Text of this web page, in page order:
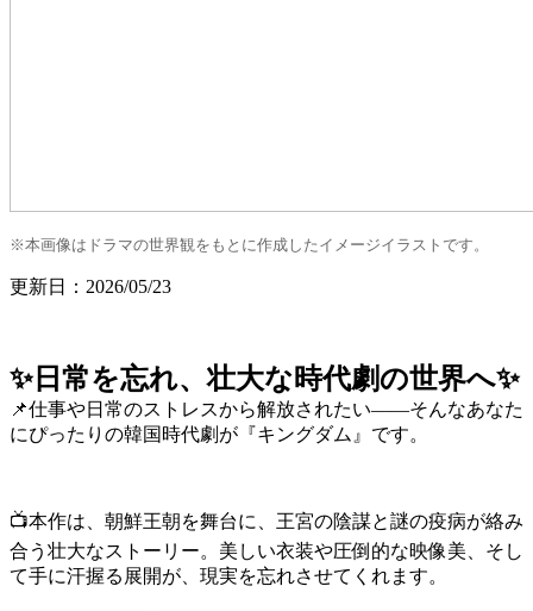
※本画像はドラマの世界観をもとに作成したイメージイラストです。
更新日：2026/05/23
✨日常を忘れ、壮大な時代劇の世界へ✨
📌仕事や日常のストレスから解放されたい――そんなあなた
にぴったりの韓国時代劇が『キングダム』です。
📺本作は、朝鮮王朝を舞台に、王宮の陰謀と謎の疫病が絡み
合う壮大なストーリー。美しい衣装や圧倒的な映像美、そし
て手に汗握る展開が、現実を忘れさせてくれます。